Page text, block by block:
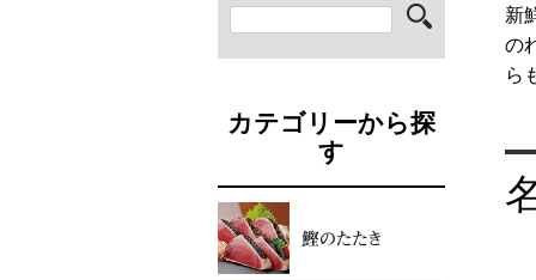
カテゴリーから探
す
新
の
ら